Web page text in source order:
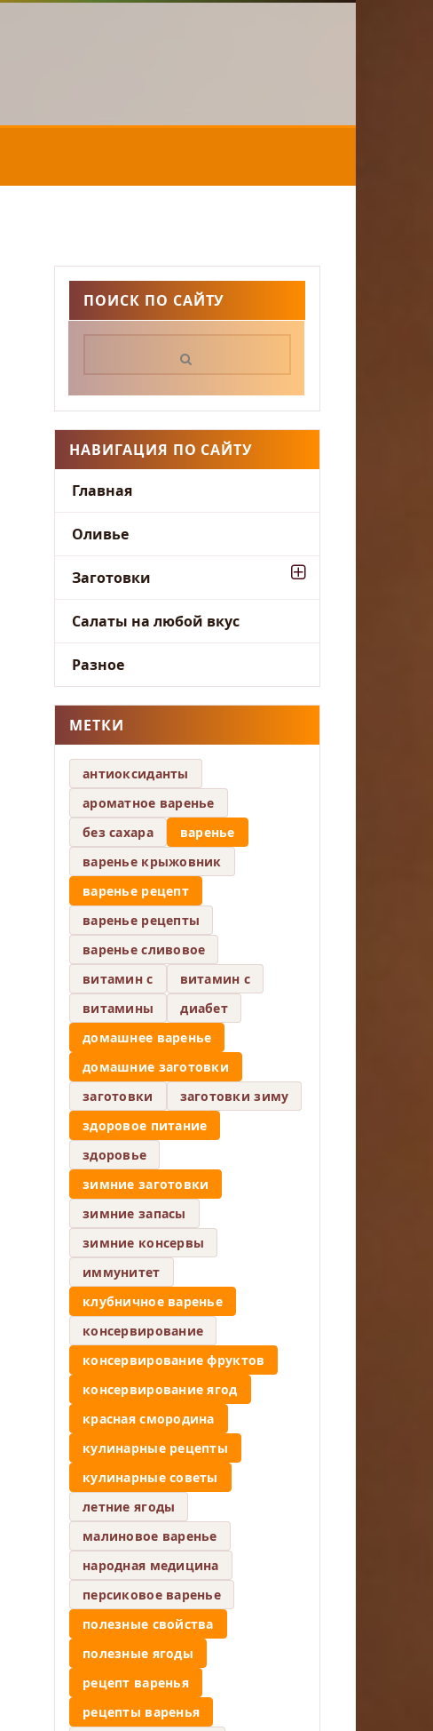
ПОИСК ПО САЙТУ
НАВИГАЦИЯ ПО САЙТУ
Главная
Оливье
Заготовки
Салаты на любой вкус
Разное
МЕТКИ
антиоксиданты
ароматное варенье
без сахара
варенье
варенье крыжовник
варенье рецепт
варенье рецепты
варенье сливовое
витамин c
витамин с
витамины
диабет
домашнее варенье
домашние заготовки
заготовки
заготовки зиму
здоровое питание
здоровье
зимние заготовки
зимние запасы
зимние консервы
иммунитет
клубничное варенье
консервирование
консервирование фруктов
консервирование ягод
красная смородина
кулинарные рецепты
кулинарные советы
летние ягоды
малиновое варенье
народная медицина
персиковое варенье
полезные свойства
полезные ягоды
рецепт варенья
рецепты варенья